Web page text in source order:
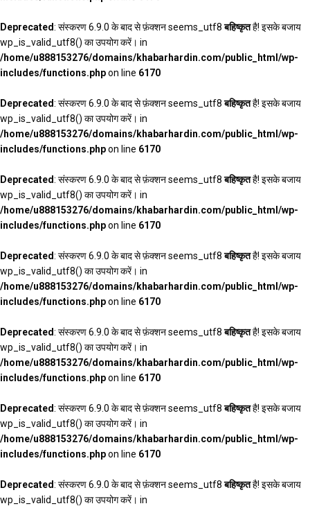
Deprecated: संस्करण 6.9.0 के बाद से फ़ंक्शन seems_utf8बहिष्कृतहै! इसके बजाय
wp_is_valid_utf8() का उपयोग करें। in
/home/u888153276/domains/khabarhardin.com/public_html/wp-
includes/functions.phpon line 6170
Deprecated: संस्करण 6.9.0 के बाद से फ़ंक्शन seems_utf8बहिष्कृतहै! इसके बजाय
wp_is_valid_utf8() का उपयोग करें। in
/home/u888153276/domains/khabarhardin.com/public_html/wp-
includes/functions.phpon line 6170
Deprecated: संस्करण 6.9.0 के बाद से फ़ंक्शन seems_utf8बहिष्कृतहै! इसके बजाय
wp_is_valid_utf8() का उपयोग करें। in
/home/u888153276/domains/khabarhardin.com/public_html/wp-
includes/functions.phpon line 6170
Deprecated: संस्करण 6.9.0 के बाद से फ़ंक्शन seems_utf8बहिष्कृतहै! इसके बजाय
wp_is_valid_utf8() का उपयोग करें। in
/home/u888153276/domains/khabarhardin.com/public_html/wp-
includes/functions.phpon line 6170
Deprecated: संस्करण 6.9.0 के बाद से फ़ंक्शन seems_utf8बहिष्कृतहै! इसके बजाय
wp_is_valid_utf8() का उपयोग करें। in
/home/u888153276/domains/khabarhardin.com/public_html/wp-
includes/functions.phpon line 6170
Deprecated: संस्करण 6.9.0 के बाद से फ़ंक्शन seems_utf8बहिष्कृतहै! इसके बजाय
wp_is_valid_utf8() का उपयोग करें। in
/home/u888153276/domains/khabarhardin.com/public_html/wp-
includes/functions.phpon line 6170
Deprecated: संस्करण 6.9.0 के बाद से फ़ंक्शन seems_utf8बहिष्कृतहै! इसके बजाय
wp_is_valid_utf8() का उपयोग करें। in